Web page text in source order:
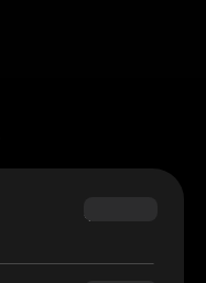
$69.90